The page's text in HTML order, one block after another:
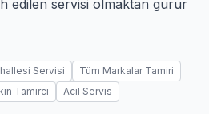
edilen servisi olmaktan gurur
Servisi
Tüm Markalar Tamiri
Tamirci Acil Servis